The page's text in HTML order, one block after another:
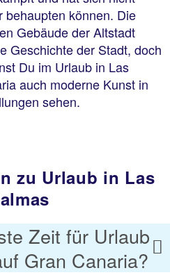
behaupten können. Die
Gebäude der Altstadt
Geschichte der Stadt, doch
Du im Urlaub in Las
auch moderne Kunst in
sehen.
zu Urlaub in Las
Zeit für Urlaub
Gran Canaria?